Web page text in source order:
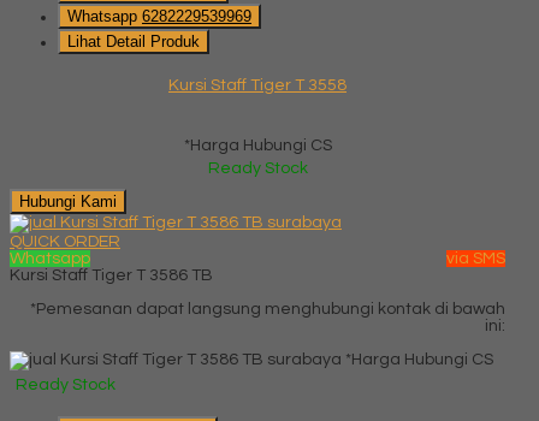
Whatsapp 6282229539969
Lihat Detail Produk
Kursi Staff Tiger T 3558
*Harga Hubungi CS
Ready Stock
Hubungi Kami
QUICK ORDER
Whatsapp
via SMS
Kursi Staff Tiger T 3586 TB
*Pemesanan dapat langsung menghubungi kontak di bawah
ini:
*Harga Hubungi CS
Ready Stock